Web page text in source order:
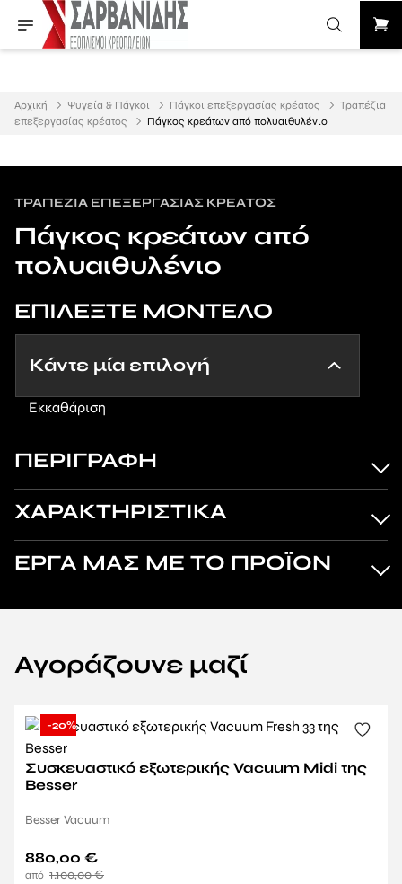
Αρχική Ψυγεία & Πάγκοι Πάγκοι επεξεργασίας κρέατος
Τραπέζια
επεξεργασίας κρέατος
Πάγκος κρεάτων από πολυαιθυλένιο
ΤΡΑΠΈΖΙΑ ΕΠΕΞΕΡΓΑΣΊΑΣ ΚΡΈΑΤΟΣ
Πάγκος κρεάτων από
πολυαιθυλένιο
ΕΠΙΛΕΞΤΕ ΜΟΝΤΕΛΟ
Εκκαθάριση
ΠΕΡΙΓΡΑΦΗ
ΧΑΡΑΚΤΗΡΙΣΤΙΚΑ
ΕΡΓΑ ΜΑΣ ΜΕ ΤΟ ΠΡΟΪΟΝ
Αγοράζουνε μαζί
-20%
Συσκευαστικό εξωτερικής Vacuum Midi της
Besser
Besser Vacuum
1.100,00€
880,00 €